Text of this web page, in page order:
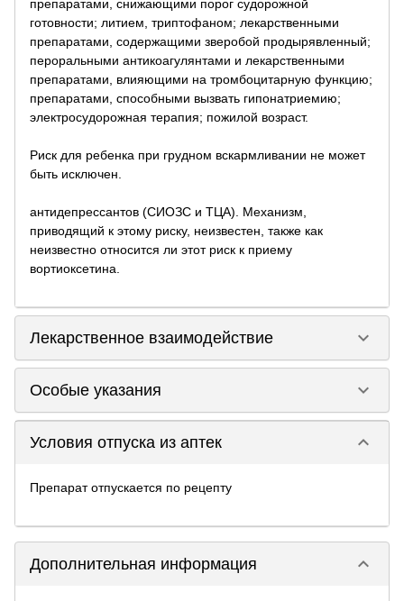
препаратами, снижающими порог судорожной
готовности; литием, триптофаном; лекарственными
препаратами, содержащими зверобой продырявленный;
пероральными антикоагулянтами и лекарственными
препаратами, влияющими на тромбоцитарную функцию;
препаратами, способными вызвать гипонатриемию;
электросудорожная терапия; пожилой возраст.
Риск для ребенка при грудном вскармливании не может
быть исключен.
антидепрессантов (СИОЗС и ТЦА). Механизм,
приводящий к этому риску, неизвестен, также как
неизвестно относится ли этот риск к приему
вортиоксетина.
Лекарственное взаимодействие keyboard_arrow_down
Особые указания keyboard_arrow_down
Условия отпуска из аптек keyboard_arrow_down
Препарат отпускается по рецепту
Дополнительная информация keyboard_arrow_down